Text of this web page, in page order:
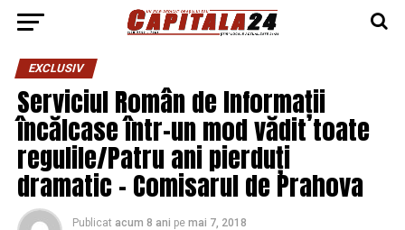
EXCLUSIV
Serviciul Român de Informații
încălcase într-un mod vădit toate
regulile/Patru ani pierduți
dramatic – Comisarul de Prahova
Publicat acum 8 ani pe mai 7, 2018